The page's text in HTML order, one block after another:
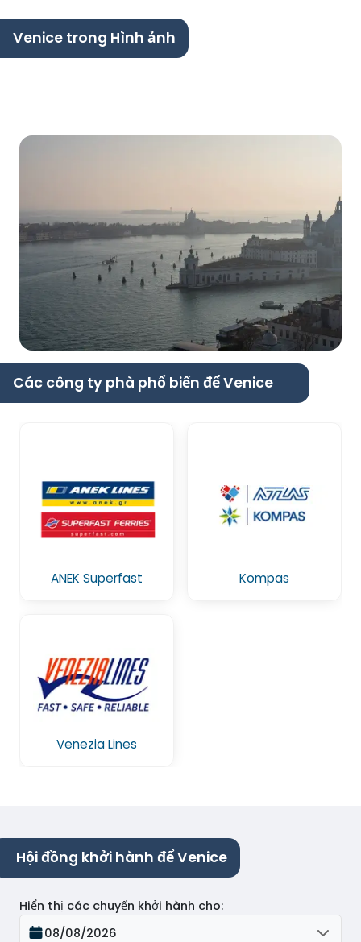
Venice trong Hình ảnh
Các công ty phà phổ biến để Venice
ANEK Superfast Kompas
Venezia Lines
Hội đồng khởi hành để Venice
Hiển thị các chuyến khởi hành cho:
08/08/2026